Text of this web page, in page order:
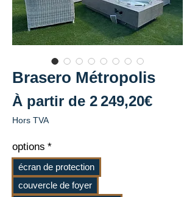
Brasero Métropolis
À partir de 2 249,20€Prix
Hors TVA
options *
écran de protection
couvercle de foyer